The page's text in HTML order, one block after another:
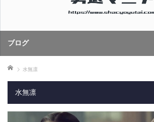
ブログ
ホーム 水無凛
水無凛